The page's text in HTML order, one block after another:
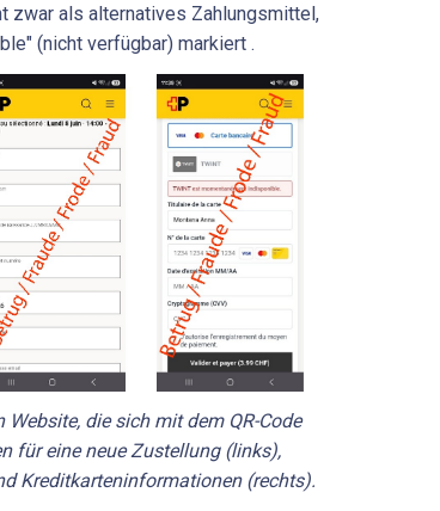
zwar als alternatives Zahlungsmittel,
(nicht verfügbar) markiert .
die sich mit dem QR-Code
für eine neue Zustellung (links),
Kreditkarteninformationen (rechts).